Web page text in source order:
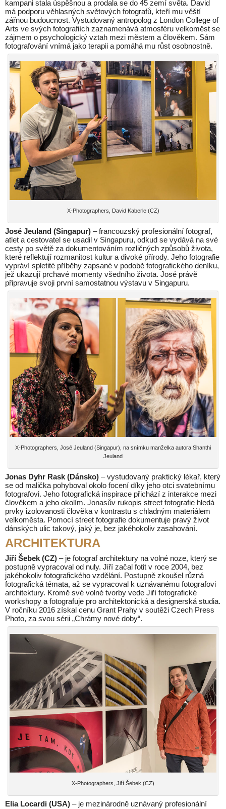
kampani stala úspěšnou a prodala se do 45 zemí světa. David
má podporu věhlasných světových fotografů, kteří mu věští
zářnou budoucnost. Vystudovaný antropolog z London College of
Arts ve svých fotografiích zaznamenává atmosféru velkoměst se
zájmem o psychologický vztah mezi městem a člověkem. Sám
fotografování vnímá jako terapii a pomáhá mu růst osobnostně.
X-Photographers, David Kaberle (CZ)
José Jeuland (Singapur) – francouzský profesionální fotograf,
atlet a cestovatel se usadil v Singapuru, odkud se vydává na své
cesty po světě za dokumentováním rozličných způsobů života,
které reflektují rozmanitost kultur a divoké přírody. Jeho fotografie
vypráví spletité příběhy zapsané v podobě fotografického deníku,
jež ukazují prchavé momenty všedního života. José právě
připravuje svoji první samostatnou výstavu v Singapuru.
X-Photographers, José Jeuland (Singapur), na snímku manželka autora Shanthi
Jeuland
Jonas Dyhr Rask (Dánsko) – vystudovaný praktický lékař, který
se od malička pohyboval okolo focení díky jeho otci svatebnímu
fotografovi. Jeho fotografická inspirace přichází z interakce mezi
člověkem a jeho okolím. Jonasův rukopis street fotografie hledá
prvky izolovanosti člověka v kontrastu s chladným materiálem
velkoměsta. Pomocí street fotografie dokumentuje pravý život
dánských ulic takový, jaký je, bez jakéhokoliv zasahování.
ARCHITEKTURA
Jiří Šebek (CZ) – je fotograf architektury na volné noze, který se
postupně vypracoval od nuly. Jiří začal fotit v roce 2004, bez
jakéhokoliv fotografického vzdělání. Postupně zkoušel různá
fotografická témata, až se vypracoval k uznávanému fotografovi
architektury. Kromě své volné tvorby vede Jiří fotografické
workshopy a fotografuje pro architektonická a designerská studia.
V ročníku 2016 získal cenu Grant Prahy v soutěži Czech Press
Photo, za svou sérii „Chrámy nové doby“.
X-Photographers, Jiří Šebek (CZ)
Elia Locardi (USA) – je mezinárodně uznávaný profesionální